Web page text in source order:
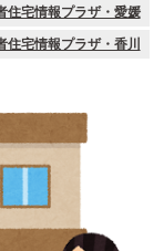
住宅情報プラザ・愛媛
住宅情報プラザ・香川